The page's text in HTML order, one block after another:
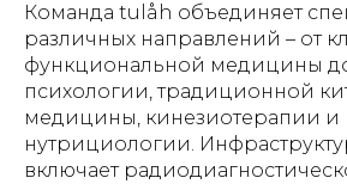
Команда tulåh объединяет
различных направлений – от
функциональной медицины
психологии, традиционной
медицины, кинезиотерапии и
нутрициологии.
включает